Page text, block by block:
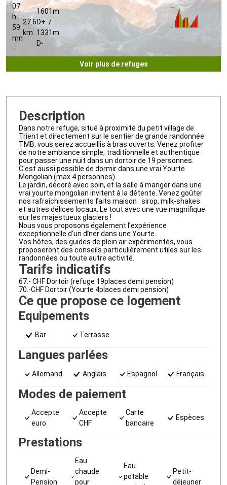
07
h
59
mn
-
27.6
km
1601m
D+ /
1331m
D-
Voir plus de refuges
Description
Dans notre refuge, situé à proximité du petit village de
Trient et directement sur le sentier de grande randonnée
TMB, vous serez accueillis à bras ouverts. Venez profiter
de notre ambiance simple, traditionnelle et authentique
pour passer une nuit dans un dortoir de 19 personnes.
C'est aussi possible de dormir dans une vrai Yourte
Mongolian (max 4 personnes).
Le jardin, décoré avec soin, et la salle à manger dans une
vrai yourte mongolian invitent à la détente. Venez goûter
nos rafraîchissements faits maison : sirop, milk-shakes
et autres délices locaux. Le tout avec une vue magnifique
sur les majestueux glaciers !
Nous vous proposons également l’expérience
exceptionnelle d’un dîner dans une Yourte.
Vos hôtes, des guides de plein air expérimentés, vous
proposeront des conseils particulièrement utiles sur les
randonnées ou toute autre activité.
Tarifs indicatifs
67.- CHF Dortoir (refuge 19places demi pension)
70.-CHF Dortoir (Yourte 4places demi pension)
Ce que propose ce logement
Equipements
Bar Terrasse
Langues parlées
Allemand Anglais Espagnol Français
Modes de paiement
Accepte
euro
Accepte
CHF
Carte
bancaire
Espèces
Prestations
Demi-
Pension
Eau
chaude
pour
Eau
potable
Petit-
déjeuner